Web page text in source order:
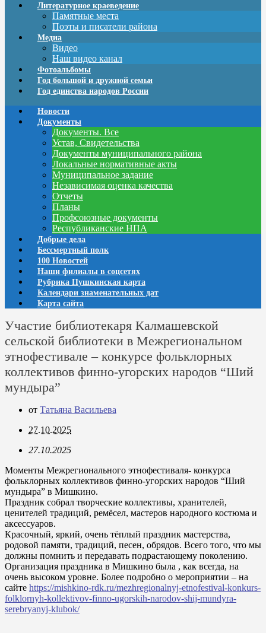
Литературное краеведение
Памятные места
Поэты и писатели района
Медиа
Видео
Наш видео канал
Фотоальбомы
Год большой и дружной семьи
Год единства народов России
Новости
Документы
Документы. Все
Устав, Свидетельства
Документы муниципального района
Локальные нормативные акты
Муниципальное задание
Независимая оценка качества
Отчеты
Планы
Профсоюзные документы
Республиканские НПА
Добрые дела
Бессмертный полк
100 Новостей
Наши филиалы в соцсетях
Рубрика Пушкинская карта
Календари знаменательных дат
Карта сайта
Участие библиотекаря Калмашевской
сельской библиотеки в Межрегиональном
этнофестивале – конкурсе фольклорных
коллективов финно-угорских народов “Ший
мундыра”
от Татьяна Васильева
27.10.2025
27.10.2025
Моменты Межрегионального этнофестиваля- конкурса
фольклорных коллективов финно-угорских народов “Ший
мундыра” в Мишкино.
Праздник собрал творческие коллективы, хранителей,
ценителей традиций, ремёсел, мастеров народного костюма и
аксессуаров.
Красочный, яркий, очень тёплый праздник мастерства,
родовой памяти, традиций, песен, обрядов. Всего того, что мы
должны помнить и передавать подрастающему поколению.
Организация праздника в Мишкино была , как всегда, на
очень высоком уровне. Более подробно о мероприятии – на
сайте https://mishkino-rdk.ru/mezhregionalnyj-etnofestival-konkurs-
folklornyh-kollektivov-finno-ugorskih-narodov-shij-mundyra-
serebryanyj-klubok/